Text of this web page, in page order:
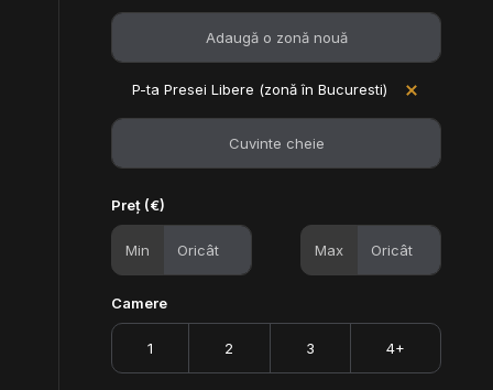
P-ta Presei Libere (zonă în Bucuresti)
Preț (€)
Min Max
Camere
1 2 3 4+